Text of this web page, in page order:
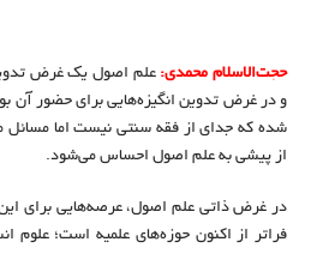
حجت‌الاسلام محمدی: علم اصول یک غرض
و در غرض تدوین انگیزه‌هایی برای حضور آن
شده که جدای از فقه سنتی نیست اما مسائل
از پیشی به علم اصول احساس می‌‌شود.
در غرض ذاتی علم اصول، عرصه‌هایی برای
فراتر از اکنون حوزه‌های علمیه است؛ علوم